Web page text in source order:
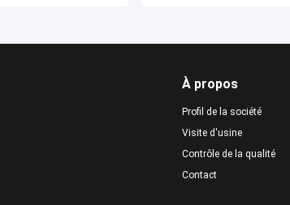
À propos
Profil de la société
Visite d'usine
Contrôle de la qualité
Contact